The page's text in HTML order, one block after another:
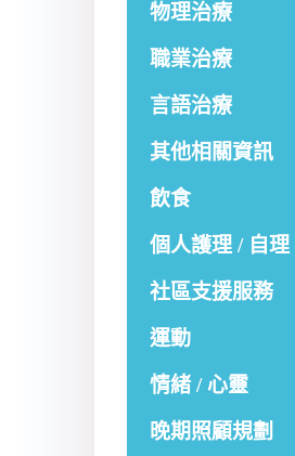
物理治療
職業治療
言語治療
其他相關資訊
飲食
個人護理 / 自理
社區支援服務
運動
情緒 / 心靈
晚期照顧規劃